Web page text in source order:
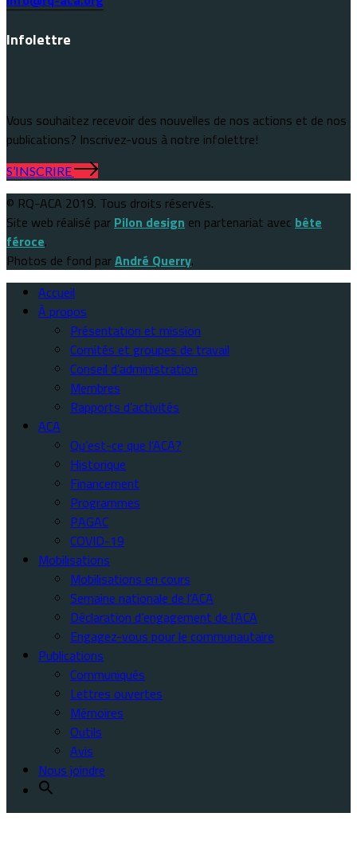
Infolettre
Vous souhaitez recevoir des nouvelles de nos actions et de nos
publications? Inscrivez-vous à notre infolettre!
S’INSCRIRE
© RQ-ACA 2019. Tous droits réservés.
Site web réalisé par Pilon design en partenariat avec bête
féroce.
Photos de fond parAndré Querry.
Accueil
À propos
Présentation et mission
Comités et groupes de travail
Conseil d’administration
Membres
Rapports d’activités
ACA
Qu’est-ce que l’ACA?
Historique
Financement
Programmes
PAGAC
COVID-19
Mobilisations
Mobilisations en cours
Semaine nationale de l’ACA
Déclaration d’engagement de l’ACA
Engagez-vous pour le communautaire
Publications
Communiqués
Lettres ouvertes
Mémoires
Outils
Avis
Nous joindre